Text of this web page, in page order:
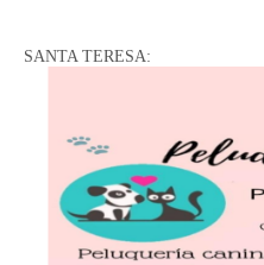
SANTA TERESA: